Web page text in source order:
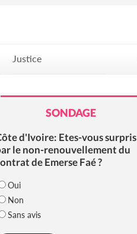
Justice
SONDAGE
d'Ivoire: Etes-vous surpris
le non-renouvellement du
de Emerse Faé ?
Oui
Non
Sans avis